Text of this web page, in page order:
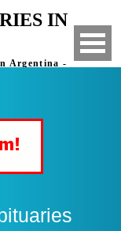
IN
Argentina -